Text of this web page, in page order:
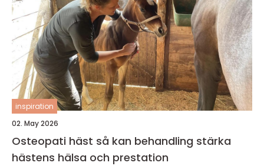
inspiration
02. May 2026
Osteopati häst så kan behandling stärka
hästens hälsa och prestation